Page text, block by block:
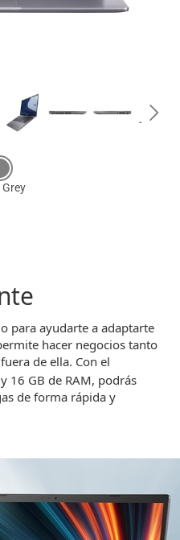
para ayudarte a adaptarte
hacer negocios tanto
de ella. Con el
16 GB de RAM, podrás
de forma rápida y